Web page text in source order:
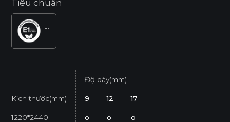
Tiêu chuẩn
E1
Độ dày(mm)
Kích thước(mm) 9 12 17
1220*2440 o o o